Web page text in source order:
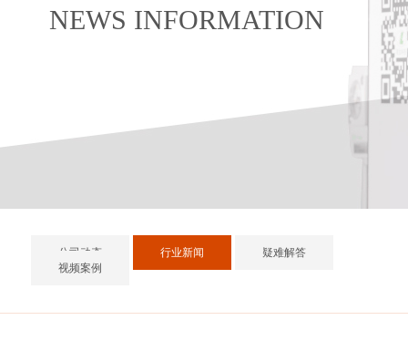
NEWS INFORMATION
公司动态 行业新闻
疑难解答
视频案例